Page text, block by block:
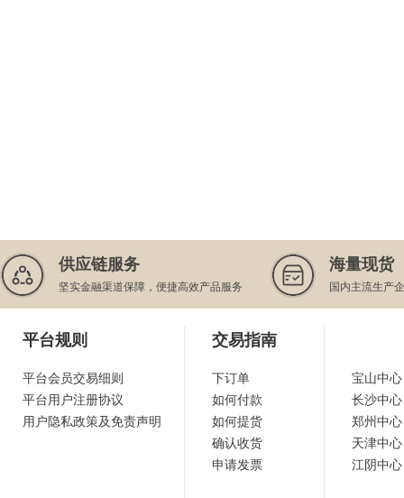
供应链服务
坚实金融渠道保障，便捷高效产品服务
海量现货
国内主流生产
平台规则
平台会员交易细则
平台用户注册协议
用户隐私政策及免责声明
交易指南
下订单
如何付款
如何提货
确认收货
申请发票
宝山中心
长沙中心
郑州中心
天津中心
江阴中心